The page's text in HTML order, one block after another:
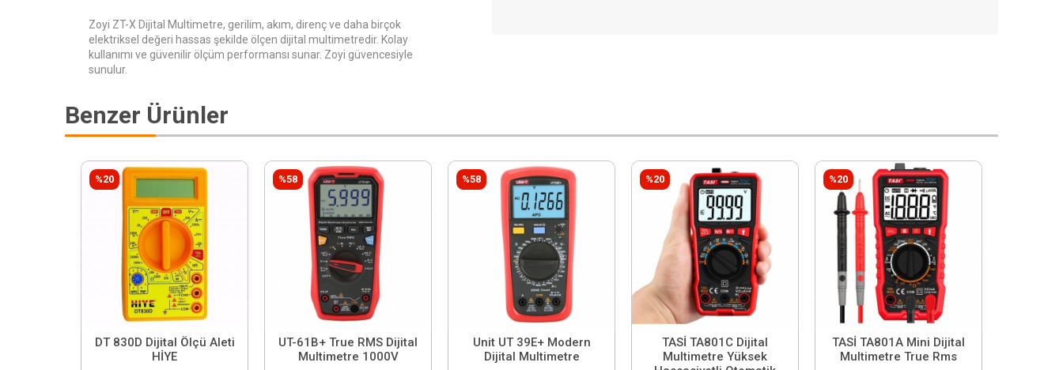
Zoyi ZT-X Dijital Multimetre, gerilim, akım, direnç ve daha birçok
elektriksel değeri hassas şekilde ölçen dijital multimetredir. Kolay
kullanımı ve güvenilir ölçüm performansı sunar. Zoyi güvencesiyle
sunulur.
Benzer Ürünler
DT 830D Dijital Ölçü Aleti
HİYE
%20
UT-61B+ True RMS Dijital
Multimetre 1000V
%58
Unit UT 39E+ Modern
Dijital Multimetre
%58
TASİ TA801C Dijital
Multimetre Yüksek
%20
TASİ TA801A Mini Dijital
Multimetre True Rms
%20